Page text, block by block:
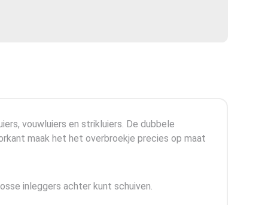
vouwluiers en strikluiers. De dubbele
maak het het overbroekje precies op maat
inleggers achter kunt schuiven.